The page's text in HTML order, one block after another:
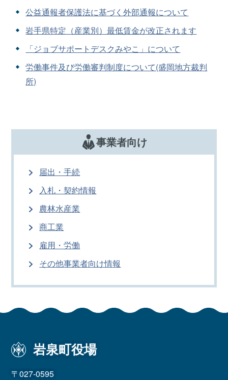
公益通報者保護法に基づく外部通報について
岩手県特定（産業別）最低賃金が改正されます
「ジョブサポートデスクみやこ」について
労働事件及び労働審判制度について(盛岡地方裁判
所)
事業者向け
届出・手続
入札・契約情報
農林水産業
商工業
雇用・労働
その他事業者向け情報
岩泉町役場
〒027-0595